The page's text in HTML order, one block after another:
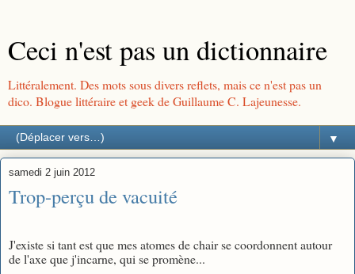
Ceci n'est pas un dictionnaire
Littéralement. Des mots sous divers reflets, mais ce n'est pas un
dico. Blogue littéraire et geek de Guillaume C. Lajeunesse.
▼
samedi 2 juin 2012
Trop-perçu de vacuité
J'existe si tant est que mes atomes de chair se coordonnent autour
de l'axe que j'incarne, qui se promène...